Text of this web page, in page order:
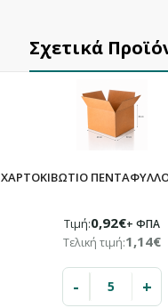
Σχετικά
ΧΑΡΤΟΚΙΒΩΤΙΟ ΠΕΝΤΑΦΥΛΛΟ
Τιμή:0,92€+ ΦΠΑ
Τελική τιμή:1,14€
- +